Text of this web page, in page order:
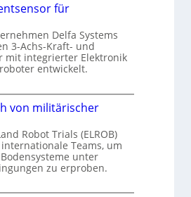
für
Delfa Systems
3-Achs-Kraft- und
mit integrierter Elektronik
entwickelt.
von militärischer
Robot Trials (ELROB)
Teams, um
unter
zu erproben.